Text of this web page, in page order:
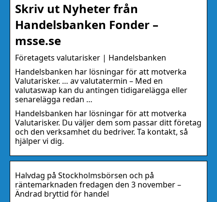
Skriv ut Nyheter från
Handelsbanken Fonder –
msse.se
Företagets valutarisker | Handelsbanken
Handelsbanken har lösningar för att motverka
Valutarisker. … av valutatermin – Med en
valutaswap kan du antingen tidigarelägga eller
senarelägga redan …
Handelsbanken har lösningar för att motverka
Valutarisker. Du väljer dem som passar ditt företag
och den verksamhet du bedriver. Ta kontakt, så
hjälper vi dig.
Halvdag på Stockholmsbörsen och på
räntemarknaden fredagen den 3 november –
Ändrad bryttid för handel